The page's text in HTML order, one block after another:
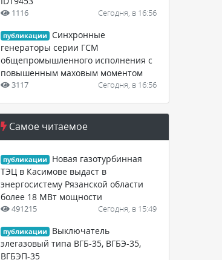
1116 Сегодня, в 16:56
публикации
Синхронные
генераторы серии ГСМ
общепромышленного исполнения с
повышенным маховым моментом
3117 Сегодня, в 16:56
Самое читаемое
публикации
Новая газотурбинная
ТЭЦ в Касимове выдаст в
энергосистему Рязанской области
более 18 МВт мощности
491215 Сегодня, в 15:49
публикации
Выключатель
элегазовый типа ВГБ-35, ВГБЭ-35,
ВГБЭП-35